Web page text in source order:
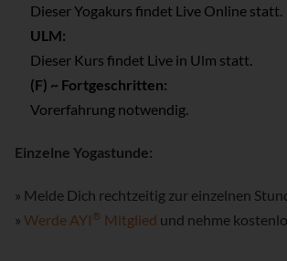
Dieser Yogakurs findet Live Online statt.
ULM:
Dieser Kurs findet Live in Ulm statt.
(F) ~ Fortgeschritten:
Vorerfahrung notwendig.
Einzelne Yogastunde:
» Melde Dich rechtzeitig zur einzelnen
» Werde AYI ® Mitglied und nehme